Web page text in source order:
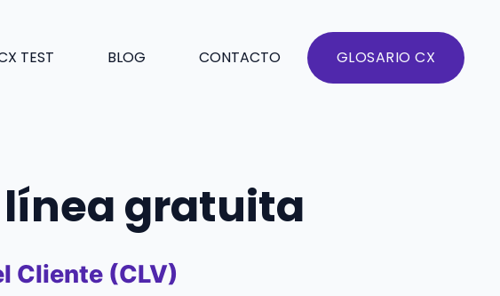
TEST BLOG CONTACTO GLOSARIO CX
línea gratuita
Cliente (CLV)